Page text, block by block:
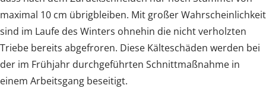
maximal 10 cm übrigbleiben. Mit großer Wahrscheinlichkeit
sind im Laufe des Winters ohnehin die nicht verholzten
Triebe bereits abgefroren. Diese Kälteschäden werden bei
der im Frühjahr durchgeführten Schnittmaßnahme in
einem Arbeitsgang beseitigt.